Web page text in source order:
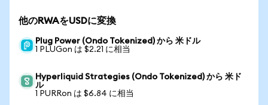
他のRWAをUSDに変換
Plug Power (Ondo Tokenized) から 米ドル
1 PLUGon は $2.21 に相当
Hyperliquid Strategies (Ondo Tokenized) から 米ド
ル
1 PURRon は $6.84 に相当